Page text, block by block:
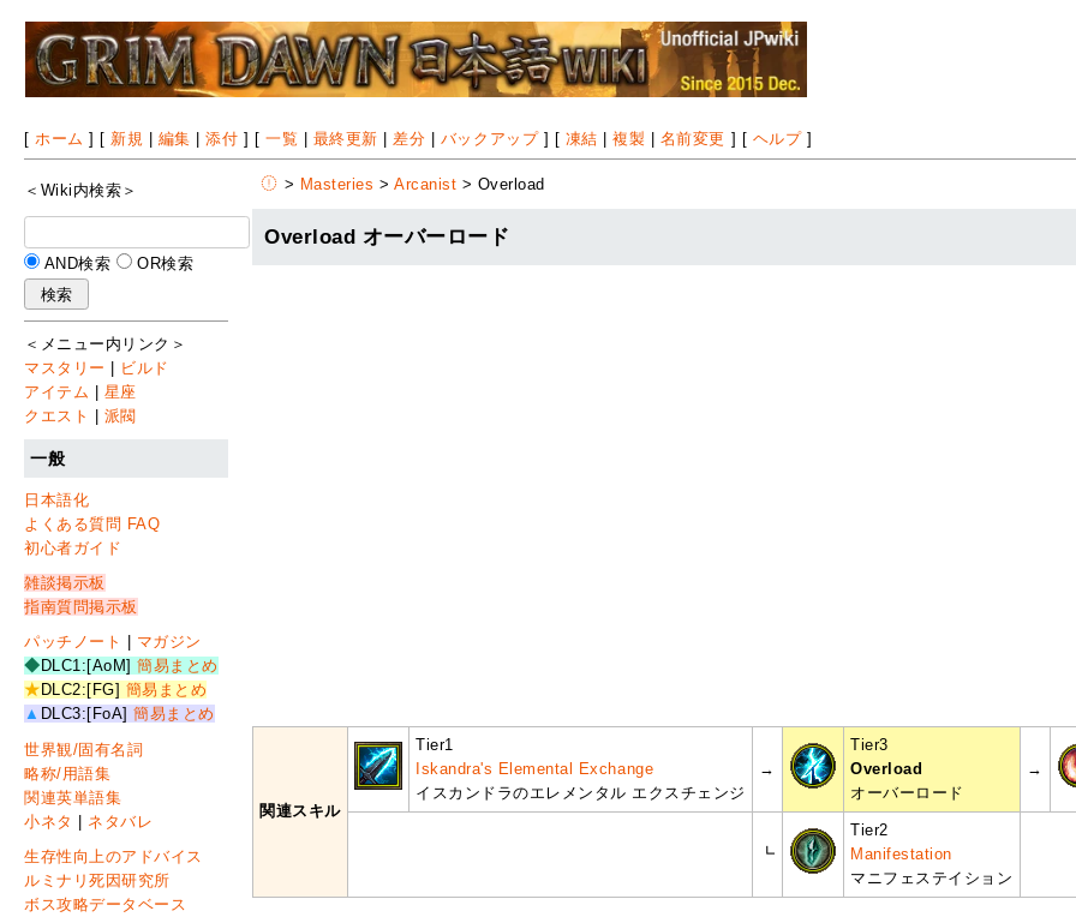
[ ホーム ] [ 新規 編集 |添付 ] [一覧 最終更新 差分 バックアップ] [ 凍結 |複製 名前変更 ] [ ヘルプ]
> Masteries >Arcanist > Overload
Overload オーバーロード
関連スキル
Tier1
Iskandra's Elemental Exchange
イスカンドラのエレメンタル エクスチェンジ
→
Tier3
Overload
オーバーロード
→
┗
Tier2
Manifestation
マニフェステイション
＜Wiki内検索＞
AND検索 OR検索
＜メニュー内リンク＞
マスタリー
ビルド
アイテム
星座
クエスト
派閥
一般
日本語化
よくある質問 FAQ
初心者ガイド
雑談掲示板
指南質問掲示板
パッチノート
マガジン
◆ DLC1:[AoM]簡易まとめ
★ DLC2:[FG] 簡易まとめ
▲ DLC3:[FoA]簡易まとめ
世界観/固有名詞
略称/用語集
関連英単語集
小ネタ | ネタバレ
生存性向上のアドバイス
ルミナリ死因研究所
ボス攻略データベース